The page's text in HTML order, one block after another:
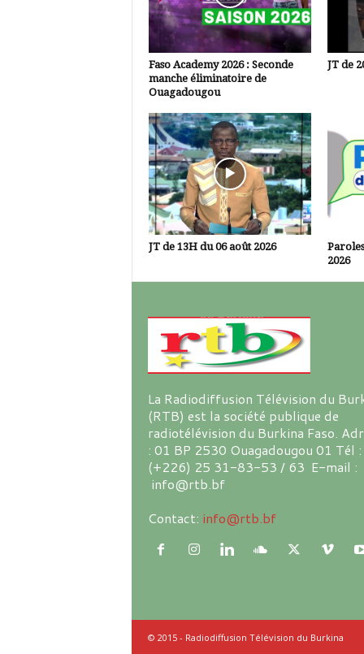
Faso Academy 2026 : Seconde
manche éliminatoire de
Ouagadougou
JT de
JT de 13H du 06 août 2026
2026
La Radiodiffusion Télévision du
(RTB) est la société publique de
radiotélévision du Burkina Faso.
: 01 BP 2530 Ouagadougou 01 Tél :
(+226) 25 31-83-53 / 63 E-mail :
info@rtb.bf
Contact: info@rtb.bf
© 2015 - Radiodiffusion Télévision du Burkina